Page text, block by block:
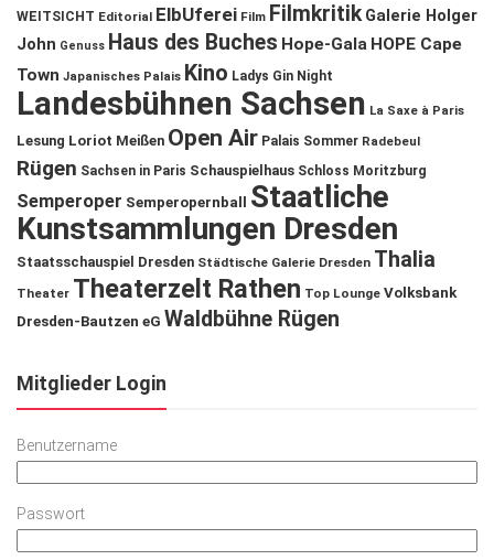
WEITSICHT Editorial ElbUferei Film Filmkritik Galerie Holger
John Genuss Haus des Buches Hope-Gala HOPE Cape
Town Japanisches Palais Kino Ladys Gin Night
Landesbühnen Sachsen La Saxe à Paris
Lesung Loriot Meißen Open Air Palais Sommer Radebeul
Rügen Sachsen in Paris Schauspielhaus Schloss Moritzburg
Semperoper Semperopernball
Staatliche
Kunstsammlungen Dresden
Staatsschauspiel Dresden Städtische Galerie Dresden Thalia
Theater Theaterzelt Rathen Top Lounge Volksbank
Dresden-Bautzen eG Waldbühne Rügen
Mitglieder Login
Benutzername
Passwort